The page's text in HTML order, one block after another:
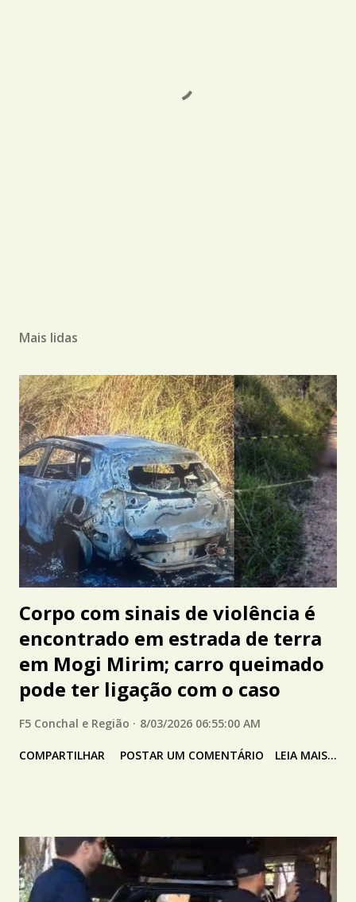
Mais lidas
Corpo com sinais de violência é
encontrado em estrada de terra
em Mogi Mirim; carro queimado
pode ter ligação com o caso
F5 Conchal e Região 8/03/2026 06:55:00 AM
COMPARTILHAR POSTAR UM COMENTÁRIO LEIA MAIS...